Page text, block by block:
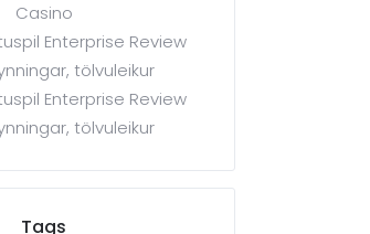
Casino
Enterprise Review
tölvuleikur
Enterprise Review
tölvuleikur
Tags